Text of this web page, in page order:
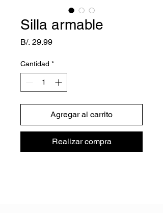
Silla armable
B/. 29.99Precio
Cantidad *
Agregar al carrito
Realizar compra